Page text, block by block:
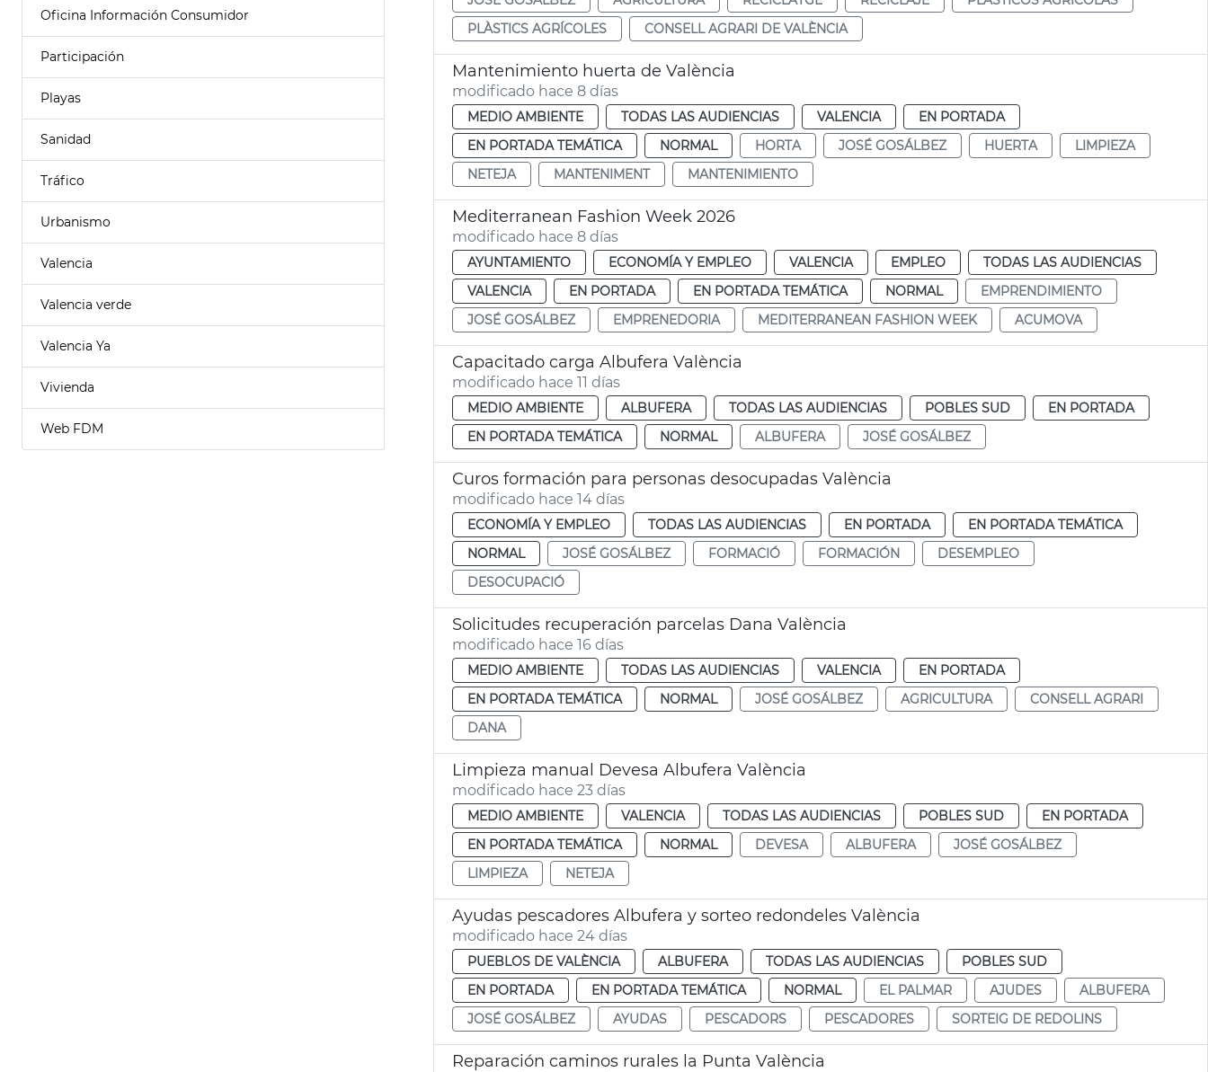
Oficina Información Consumidor
Participación
Playas
Sanidad
Tráfico
Urbanismo
Valencia
Valencia verde
Valencia Ya
Vivienda
Web FDM
PLÀSTICS AGRÍCOLES
CONSELL AGRARI DE VALÈNCIA
Mantenimiento huerta de València
modificado hace 8 días
MEDIO AMBIENTE TODAS LAS AUDIENCIAS VALENCIA
EN PORTADA
EN PORTADA TEMÁTICA
NORMAL HORTA JOSÉ GOSÁLBEZ HUERTA
LIMPIEZA
NETEJA
MANTENIMENT MANTENIMIENTO
Mediterranean Fashion Week 2026
modificado hace 8 días
AYUNTAMIENTO ECONOMÍA Y EMPLEO VALENCIA EMPLEO
TODAS LAS AUDIENCIAS
VALENCIA
EN PORTADA EN PORTADA TEMÁTICA NORMAL
EMPRENDIMIENTO
JOSÉ GOSÁLBEZ
EMPRENEDORIA MEDITERRANEAN FASHION WEEK ACUMOVA
Capacitado carga Albufera València
modificado hace 11 días
MEDIO AMBIENTE ALBUFERA TODAS LAS AUDIENCIAS POBLES SUD
EN PORTADA
EN PORTADA TEMÁTICA
NORMAL ALBUFERA JOSÉ GOSÁLBEZ
Curos formación para personas desocupadas València
modificado hace 14 días
ECONOMÍA Y EMPLEO TODAS LAS AUDIENCIAS EN PORTADA
EN PORTADA TEMÁTICA
NORMAL
JOSÉ GOSÁLBEZ FORMACIÓ FORMACIÓN
DESEMPLEO
DESOCUPACIÓ
Solicitudes recuperación parcelas Dana València
modificado hace 16 días
MEDIO AMBIENTE TODAS LAS AUDIENCIAS VALENCIA
EN PORTADA
EN PORTADA TEMÁTICA
NORMAL JOSÉ GOSÁLBEZ AGRICULTURA
CONSELL AGRARI
DANA
Limpieza manual Devesa Albufera València
modificado hace 23 días
MEDIO AMBIENTE VALENCIA TODAS LAS AUDIENCIAS POBLES SUD
EN PORTADA
EN PORTADA TEMÁTICA
NORMAL DEVESA ALBUFERA
JOSÉ GOSÁLBEZ
LIMPIEZA
NETEJA
Ayudas pescadores Albufera y sorteo redondeles València
modificado hace 24 días
PUEBLOS DE VALÈNCIA ALBUFERA TODAS LAS AUDIENCIAS
POBLES SUD
EN PORTADA
EN PORTADA TEMÁTICA NORMAL EL PALMAR AJUDES
ALBUFERA
JOSÉ GOSÁLBEZ
AYUDAS PESCADORS PESCADORES SORTEIG DE REDOLINS
Reparación caminos rurales la Punta València